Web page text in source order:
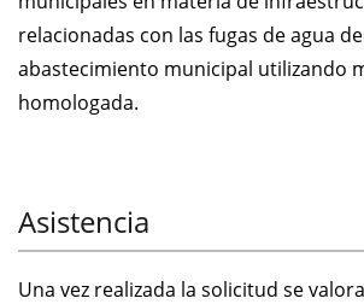
relacionadas con las fugas de agua
abastecimiento municipal utilizando
homologada.
Asistencia
Una vez realizada la solicitud se